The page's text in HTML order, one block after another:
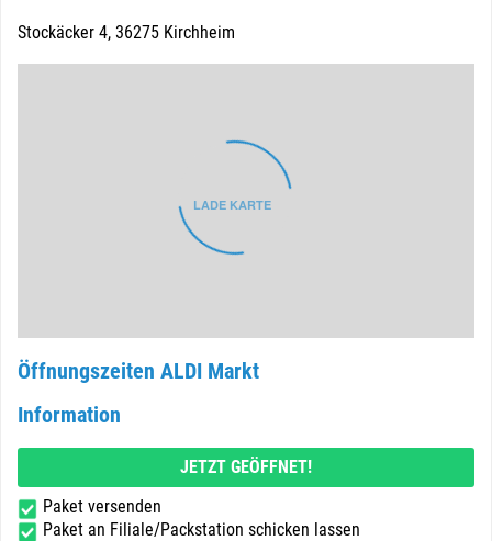
Stockäcker 4, 36275 Kirchheim
LADE KARTE
Öffnungszeiten ALDI Markt
Information
JETZT GEÖFFNET!
Paket versenden
Paket an Filiale/Packstation schicken lassen